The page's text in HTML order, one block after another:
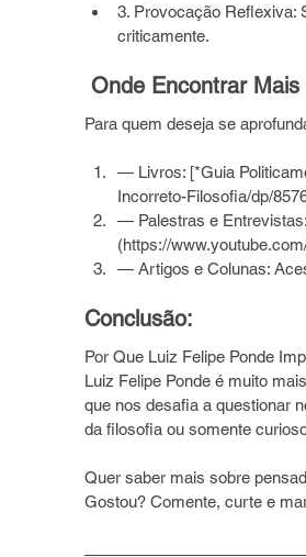
3. Provocação Reflexiva:
criticamente.
Onde Encontrar
Para quem deseja se
— Livros: [*Guia
Incorreto-Filosofia/dp/
— Palestras e
(https://
— Artigos e Colunas:
Conclusão:
Por Que Luiz Felipe Ponde
Luiz Felipe Ponde é muito
que nos desafia a questionar
da filosofia ou somente
Quer saber mais sobre
Gostou? Comente, curte e